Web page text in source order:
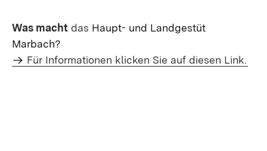
Was macht das Haupt- und Landgestüt
Marbach?
Für Informationen klicken Sie auf diesen Link.